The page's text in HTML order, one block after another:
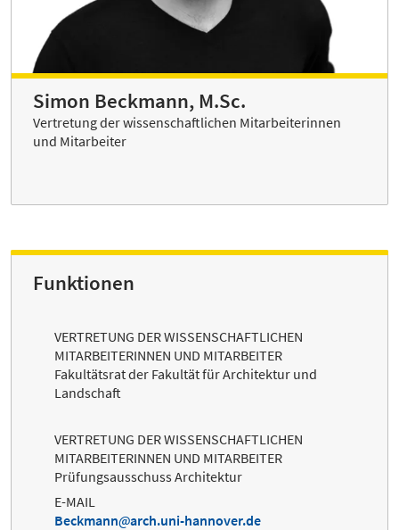
Simon Beckmann, M.Sc.
Vertretung der wissenschaftlichen Mitarbeiterinnen
und Mitarbeiter
Funktionen
VERTRETUNG DER WISSENSCHAFTLICHEN
MITARBEITERINNEN UND MITARBEITER
Fakultätsrat der Fakultät für Architektur und
Landschaft
VERTRETUNG DER WISSENSCHAFTLICHEN
MITARBEITERINNEN UND MITARBEITER
Prüfungsausschuss Architektur
E-MAIL
Beckmann
arch.uni-hannover.de